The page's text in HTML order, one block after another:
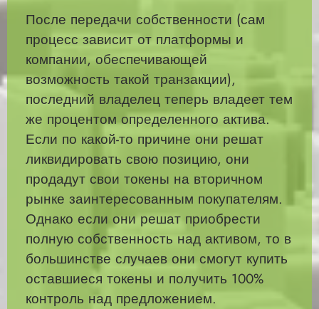
После передачи собственности (сам
процесс зависит от платформы и
компании, обеспечивающей
возможность такой транзакции),
последний владелец теперь владеет тем
же процентом определенного актива.
Если по какой-то причине они решат
ликвидировать свою позицию, они
продадут свои токены на вторичном
рынке заинтересованным покупателям.
Однако если они решат приобрести
полную собственность над активом, то в
большинстве случаев они смогут купить
оставшиеся токены и получить 100%
контроль над предложением.